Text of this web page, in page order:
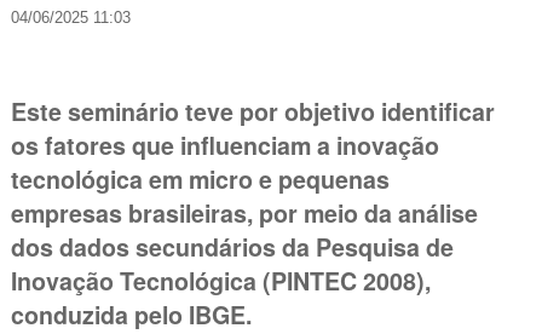
04/06/2025 11:03
Este seminário teve por objetivo identificar
os fatores que influenciam a inovação
tecnológica em micro e pequenas
empresas brasileiras, por meio da análise
dos dados secundários da Pesquisa de
Inovação Tecnológica (PINTEC 2008),
conduzida pelo IBGE.